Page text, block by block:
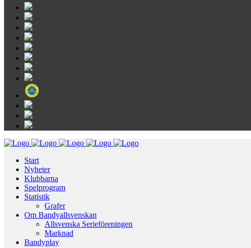
Start
Nyheter
Klubbarna
Spelprogram
Statistik
Grafer
Om Bandyallsvenskan
Allsvenska Serieföreningen
Marknad
Bandyplay